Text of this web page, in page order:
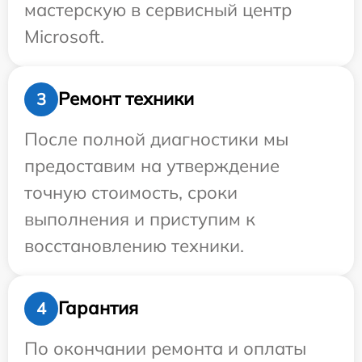
мастерскую в сервисный центр
Microsoft.
3
Ремонт техники
После полной диагностики мы
предоставим на утверждение
точную стоимость, сроки
выполнения и приступим к
восстановлению техники.
4
Гарантия
По окончании ремонта и оплаты